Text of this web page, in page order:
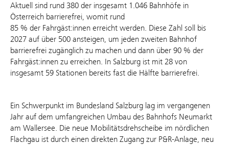
Aktuell sind rund 380 der insgesamt 1.046 Bahnhöfe in
Österreich barrierefrei, womit rund
85 % der Fahrgäst:innen erreicht werden. Diese Zahl soll bis
2027 auf über 500 ansteigen, um jeden zweiten Bahnhof
barrierefrei zugänglich zu machen und dann über 90 % der
Fahrgäst:innen zu erreichen. In Salzburg ist mit 28 von
insgesamt 59 Stationen bereits fast die Hälfte barrierefrei.
Ein Schwerpunkt im Bundesland Salzburg lag im vergangenen
Jahr auf dem umfangreichen Umbau des Bahnhofs Neumarkt
am Wallersee. Die neue Mobilitätsdrehscheibe im nördlichen
Flachgau ist durch einen direkten Zugang zur P&R-Anlage, neu